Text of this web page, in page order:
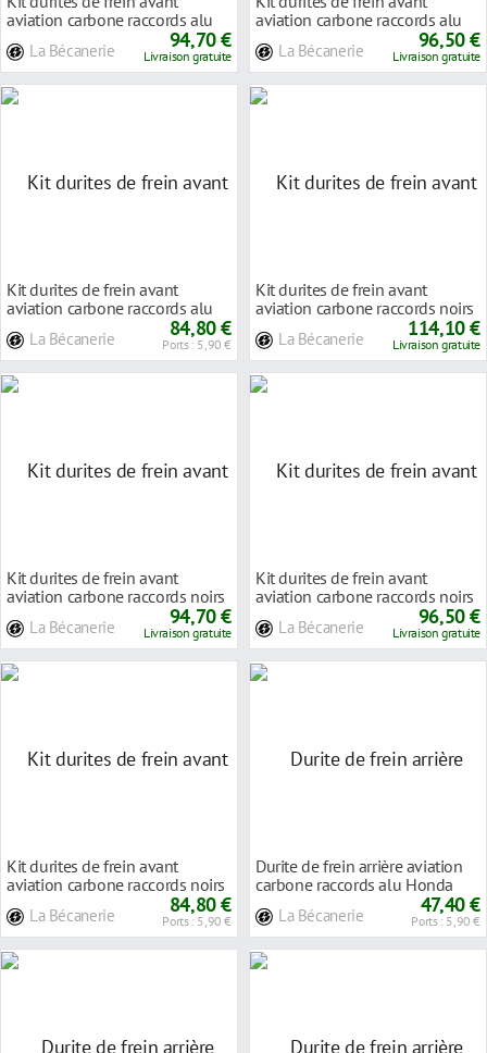
aviation carbone raccords alu
La Bécanerie 94,70 €
Livraison gratuite
aviation carbone raccords alu
La Bécanerie 96,50 €
Livraison gratuite
Kit durites de frein avant
aviation carbone raccords alu
La Bécanerie 84,80 €
Ports : 5,90 €
Kit durites de frein avant
aviation carbone raccords noirs
La Bécanerie 114,10 €
Livraison gratuite
Kit durites de frein avant
aviation carbone raccords noirs
La Bécanerie 94,70 €
Livraison gratuite
Kit durites de frein avant
aviation carbone raccords noirs
La Bécanerie 96,50 €
Livraison gratuite
Kit durites de frein avant
aviation carbone raccords noirs
La Bécanerie 84,80 €
Ports : 5,90 €
Durite de frein arrière aviation
carbone raccords alu Honda
La Bécanerie 47,40 €
Ports : 5,90 €